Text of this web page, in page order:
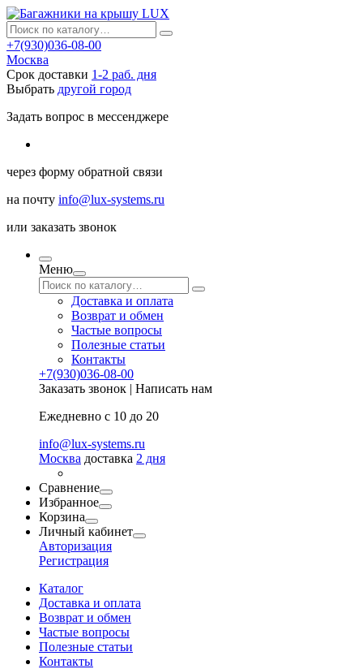
+7(930)036-08-00
Москва
Срок доставки 1-2 раб. дня
Выбрать другой город
Задать вопрос в мессенджере
через форму обратной связи
на почту info@lux-systems.ru
или заказать звонок
Меню
Доставка и оплата
Возврат и обмен
Частые вопросы
Полезные статьи
Контакты
+7(930)036-08-00
Заказать звонок | Написать нам
Ежедневно с 10 до 20
info@lux-systems.ru
Москва доставка 2 дня
Сравнение
Избранное
Корзина
Личный кабинет
Авторизация
Регистрация
Каталог
Доставка и оплата
Возврат и обмен
Частые вопросы
Полезные статьи
Контакты